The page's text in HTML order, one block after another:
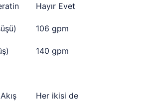
Hayır Evet
106 gpm
140 gpm
Her ikisi de